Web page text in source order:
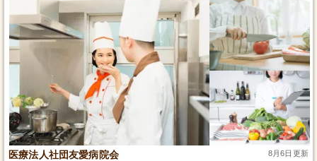
医療法人社団友愛病院会 8月6日更新